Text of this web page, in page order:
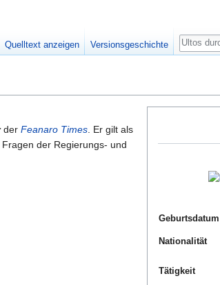
Geburtsdatum
Nationalität
Tätigkeit
der Feanaro Times. Er gilt als
der Regierungs- und
Quelltext anzeigen Versionsgeschichte
Suche